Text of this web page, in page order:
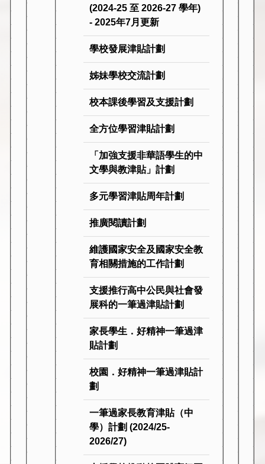
(2024-25 至 2026-27 學年)
- 2025年7月更新
學校發展津貼計劃
姊妹學校交流計劃
校本課後學習及支援計劃
全方位學習津貼計劃
「加強支援非華語學生的中
文學與教津貼」計劃
多元學習津貼周年計劃
推廣閱讀計劃
維護國家安全及國家安全教
育相關措施的工作計劃
支援推行高中公民與社會發
展科的一筆過津貼計劃
家長學生．好精神一筆過津
貼計劃
校園．好精神一筆過津貼計
劃
一筆過家長教育津貼（中
學）計劃 (2024/25-
2026/27)